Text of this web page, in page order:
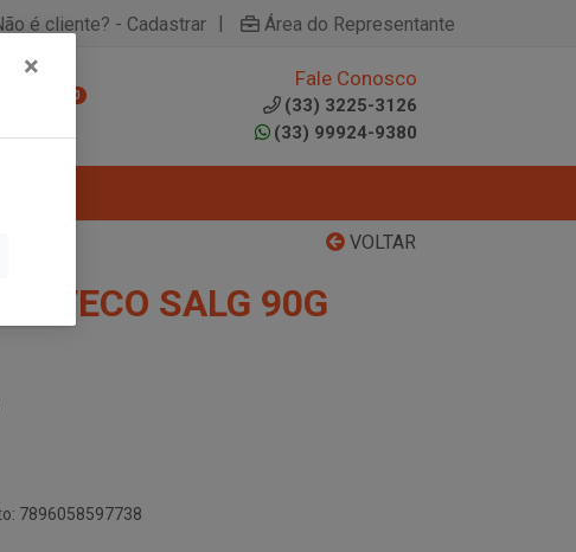
é cliente? - Cadastrar | Área do Representante
0
Fale Conosco
(33) 3225-3126
(33) 99924-9380
VOLTAR
BOTECO SALG 90G
7896058597738
×